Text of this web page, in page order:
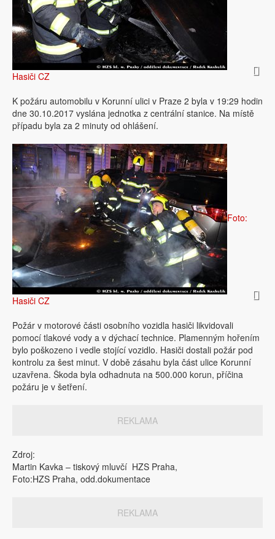
Hasiči CZ
K požáru automobilu v Korunní ulici v Praze 2 byla v 19:29 hodin
dne 30.10.2017 vyslána jednotka z centrální stanice. Na místě
případu byla za 2 minuty od ohlášení.
Foto:
Hasiči CZ
Požár v motorové části osobního vozidla hasiči likvidovali
pomocí tlakové vody a v dýchací technice. Plamenným hořením
bylo poškozeno i vedle stojící vozidlo. Hasiči dostali požár pod
kontrolu za šest minut. V době zásahu byla část ulice Korunní
uzavřena. Škoda byla odhadnuta na 500.000 korun, příčina
požáru je v šetření.
REKLAMA
Zdroj:
Martin Kavka – tiskový mluvčí HZS Praha,
Foto:HZS Praha, odd.dokumentace
REKLAMA